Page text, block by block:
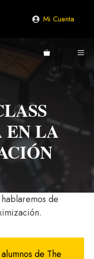
Mi Cuenta
EN LA
de
de The